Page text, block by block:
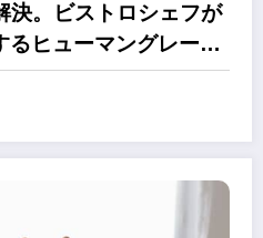
決。ビストロシェフが
るヒューマングレード
mia」